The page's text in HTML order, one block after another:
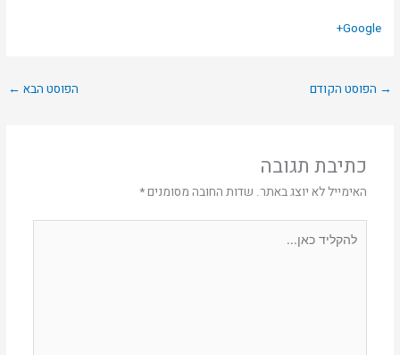
Google+
→ הפוסט הקודם הפוסט הבא ←
כתיבת תגובה
האימייל לא יוצג באתר. שדות החובה מסומנים*
כאן...